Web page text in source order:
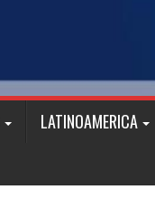
LATINOAMERICA